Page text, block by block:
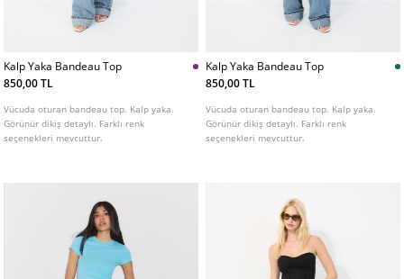
Kalp Yaka Bandeau Top
850,00 TL
Vücuda oturan bandeau top. Kalp yaka.
Görünür dikiş detaylı. Farklı renk
seçenekleri mevcuttur.
Kalp Yaka Bandeau Top
850,00 TL
Vücuda oturan bandeau top. Kalp yaka.
Görünür dikiş detaylı. Farklı renk
seçenekleri mevcuttur.